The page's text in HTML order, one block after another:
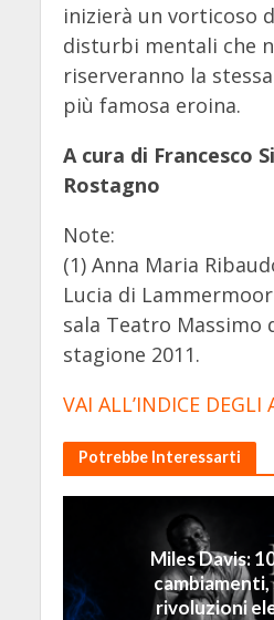
inizierà un vorticoso
disturbi mentali che
riserveranno la
più famosa eroina.
A cura di Francesco
Rostagno
Note:
(1) Anna Maria
Lucia di
sala Teatro Massimo
stagione 2011.
VAI ALL’INDICE DEGLI
Potrebbe Interessarti
Miles Davis:
cambiamenti,
rivoluzioni